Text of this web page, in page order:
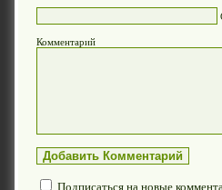
Комментарий
Подписаться на новые